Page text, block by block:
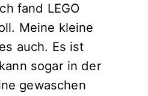
fand LEGO
Meine kleine
auch. Es ist
sogar in der
gewaschen